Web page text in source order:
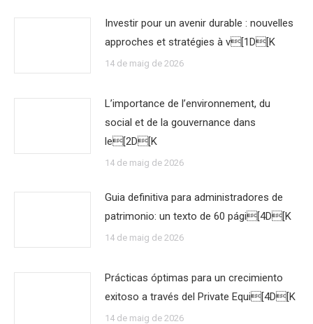
Investir pour un avenir durable : nouvelles
approches et stratégies à v[1D[K
14 de maig de 2026
L’importance de l’environnement, du
social et de la gouvernance dans
le[2D[K
14 de maig de 2026
Guia definitiva para administradores de
patrimonio: un texto de 60 pági[4D[K
14 de maig de 2026
Prácticas óptimas para un crecimiento
exitoso a través del Private Equi[4D[K
14 de maig de 2026